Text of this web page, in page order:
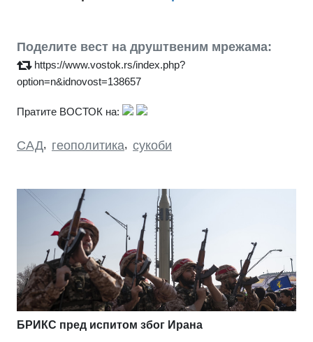
Поделите вест на друштвеним мрежама:
https://www.vostok.rs/index.php?
option=n&idnovost=138657
Пратите ВОСТОК на:
САД, геополитика, сукоби
БРИКС пред испитом због Ирана